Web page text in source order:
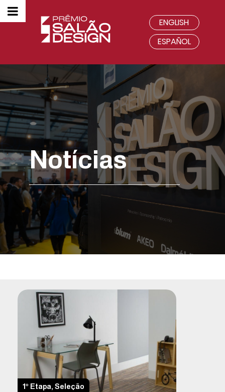
ENGLISH
ESPAÑOL
Notícias
1º Etapa,Seleção